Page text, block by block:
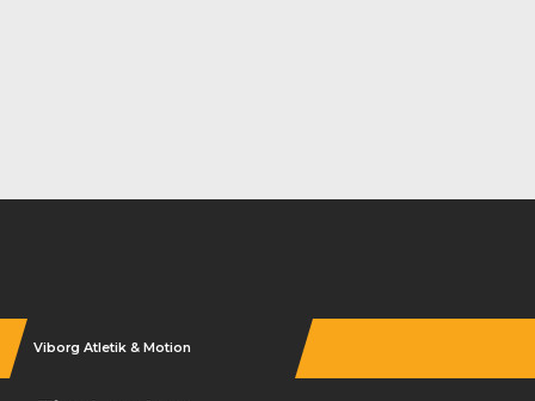
Viborg Atletik & Motion